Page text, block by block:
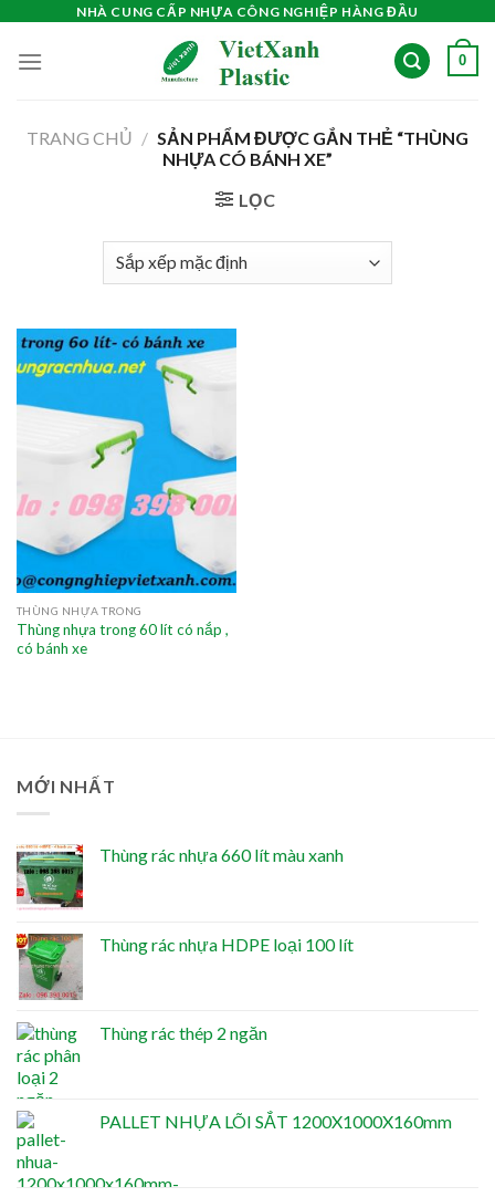
content
NHÀ CUNG CẤP NHỰA CÔNG NGHIỆP HÀNG ĐẦU
0
TRANG CHỦ / SẢN PHẨM ĐƯỢC GẮN THẺ “THÙNG
NHỰA CÓ BÁNH XE”
LỌC
THÙNG NHỰA TRONG
Thùng nhựa trong 60 lít có nắp ,
có bánh xe
MỚI NHẤT
Thùng rác nhựa 660 lít màu xanh
Thùng rác nhựa HDPE loại 100 lít
Thùng rác thép 2 ngăn
PALLET NHỰA LÕI SẮT 1200X1000X160mm